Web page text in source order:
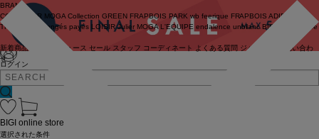
ログイン
BRAND
COUTURIER MOGA Collection GREEN FRAPBOIS PARK wb feerique FRAPBOIS ADIEU
TRISTESSE
congés payés LOISIR Julier MOGA L'EQUIPE endalence unbilanc BIGI online store
新着商品 ニュース セール スタッフ コーディネート よくある質問 ジャーナル
お問い合わ
せ
BIGI online store
選択された条件